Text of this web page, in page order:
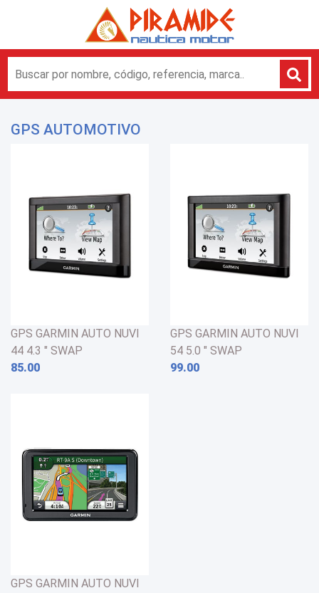
GPS AUTOMOTIVO
GPS GARMIN AUTO NUVI
44 4.3 " SWAP
85.00
GPS GARMIN AUTO NUVI
54 5.0 " SWAP
99.00
GPS GARMIN AUTO NUVI